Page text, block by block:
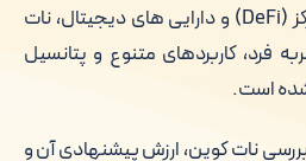
علاقه به امور مالی غیرمتمرکز (DeFi) و دارایی های دیجیتال، نات
فرد، کاربردهای متنوع و پتانسیل
است.
نات کوین، ارزش پیشنهادی آن و